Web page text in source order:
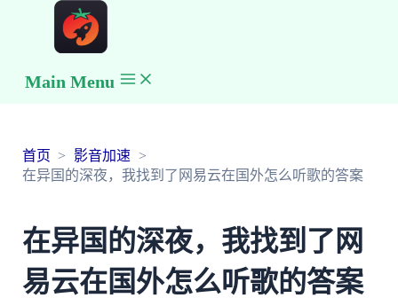
Main Menu
首页
影音加速
在异国的深夜，我找到了网易云在国外怎么听歌的答案
在异国的深夜，我找到了网
易云在国外怎么听歌的答案